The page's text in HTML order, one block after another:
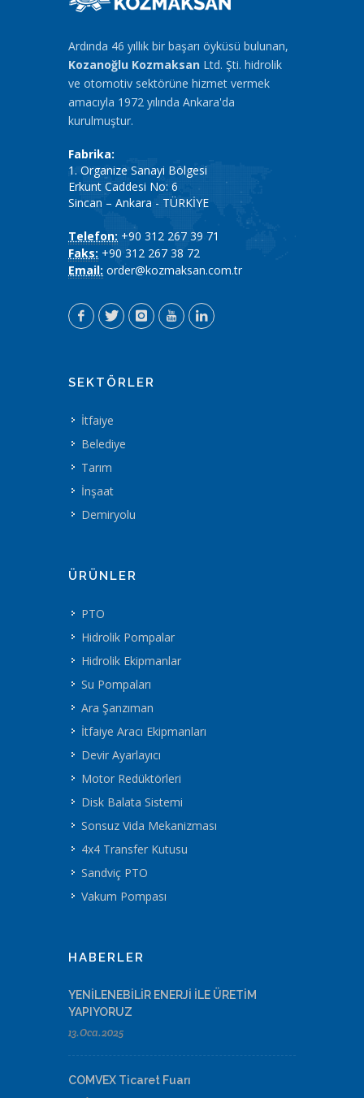
Ardında 46 yıllık bir başarı öyküsü bulunan,
Kozanoğlu Kozmaksan Ltd. Şti. hidrolik
ve otomotiv sektörüne hizmet vermek
amacıyla 1972 yılında Ankara'da
kurulmuştur.
Fabrika:
1. Organize Sanayi Bölgesi
Erkunt Caddesi No: 6
Sincan – Ankara - TÜRKİYE
Telefon: +90 312 267 39 71
Faks: +90 312 267 38 72
Email: order@kozmaksan.com.tr
SEKTÖRLER
İtfaiye
Belediye
Tarım
İnşaat
Demiryolu
ÜRÜNLER
PTO
Hidrolik Pompalar
Hidrolik Ekipmanlar
Su Pompaları
Ara Şanzıman
İtfaiye Aracı Ekipmanları
Devir Ayarlayıcı
Motor Redüktörleri
Disk Balata Sistemi
Sonsuz Vida Mekanizması
4x4 Transfer Kutusu
Sandviç PTO
Vakum Pompası
HABERLER
YENİLENEBİLİR ENERJİ İLE ÜRETİM
YAPIYORUZ
13.Oca.2025
COMVEX Ticaret Fuarı